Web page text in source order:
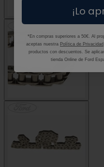
¡Lo
*En compras superiores a 50€. Al
aceptas nuestra Política de Privacidad
productos con descuentos. Se
tienda Online de Ford